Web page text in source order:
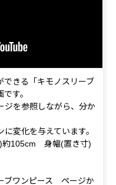
できる「キモノスリーブ
す。
ジを参照しながら、分か
変化を与えています。
)約105cm 身幅(置き寸)
ブワンピース ページか